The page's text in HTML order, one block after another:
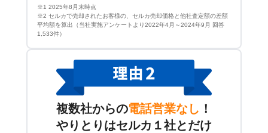
※1 2025年8月末時点
※2 セルカで売却されたお客様の、セルカ売却価格と他社査定額の差額
平均額を算出（当社実施アンケートより2022年4月～2024年9月 回答
1,533件）
複数社からの電話営業なし ！
やりとりはセルカ１社とだけ